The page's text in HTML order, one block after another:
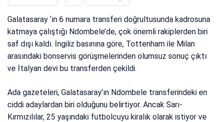
Galatasaray ‘ın 6 numara transferi doğrultusunda kadrosuna
katmaya çalıştığı Ndombele’de, çok önemli rakiplerden biri
saf dışı kaldı. İngiliz basınına göre, Tottenham ile Milan
arasındaki bonservis görüşmelerinden olumsuz sonuç çıktı
ve İtalyan devi bu transferden çekildi.
Ada gazeteleri, Galatasaray’ın Ndombele transferindeki en
ciddi adaylardan biri olduğunu belirtiyor. Ancak Sarı-
Kırmızılılar, 25 yaşındaki futbolcuyu kiralık olarak istiyor ve